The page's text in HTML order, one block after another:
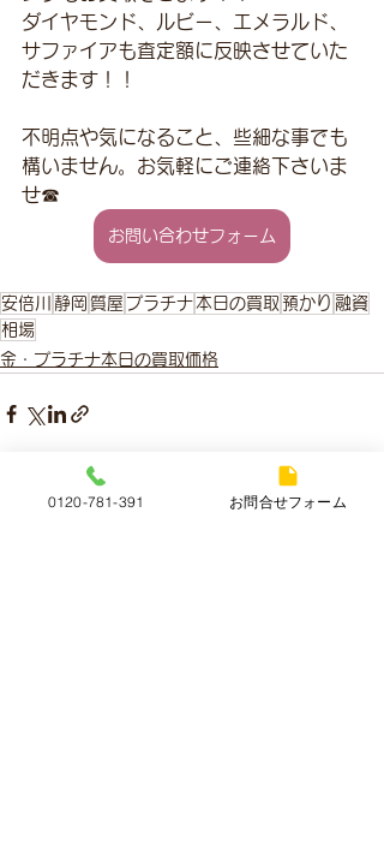
ダイヤモンド、ルビー、エメラルド、
サファイアも査定額に反映させていた
だきます！！
不明点や気になること、些細な事でも
構いません。お気軽にご連絡下さいま
せ☎
お問い合わせフォーム
安倍川 静岡 質屋 プラチナ 本日の買取 預かり 融資
相場
金・プラチナ本日の買取価格
最新記事 すべて表示
0120-781-391 お問合せフォーム